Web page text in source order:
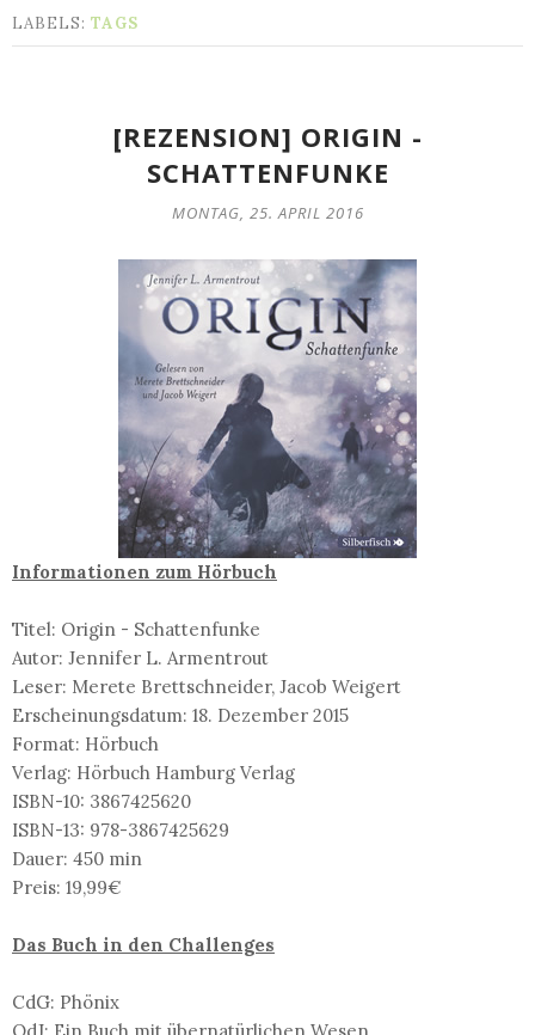
LABELS: TAGS
[REZENSION] ORIGIN -
SCHATTENFUNKE
MONTAG, 25. APRIL 2016
Informationen zum Hörbuch
Titel: Origin - Schattenfunke
Autor: Jennifer L. Armentrout
Leser: Merete Brettschneider, Jacob Weigert
Erscheinungsdatum: 18. Dezember 2015
Format: Hörbuch
Verlag: Hörbuch Hamburg Verlag
ISBN-10: 3867425620
ISBN-13: 978-3867425629
Dauer: 450 min
Preis: 19,99€
Das Buch in den Challenges
CdG: Phönix